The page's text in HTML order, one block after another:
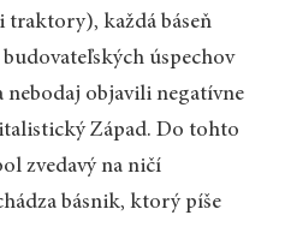
každá báseň
úspechov
nebodaj objavili negatívne
Západ. Do tohto
zvedavý na ničí
básnik, ktorý píše